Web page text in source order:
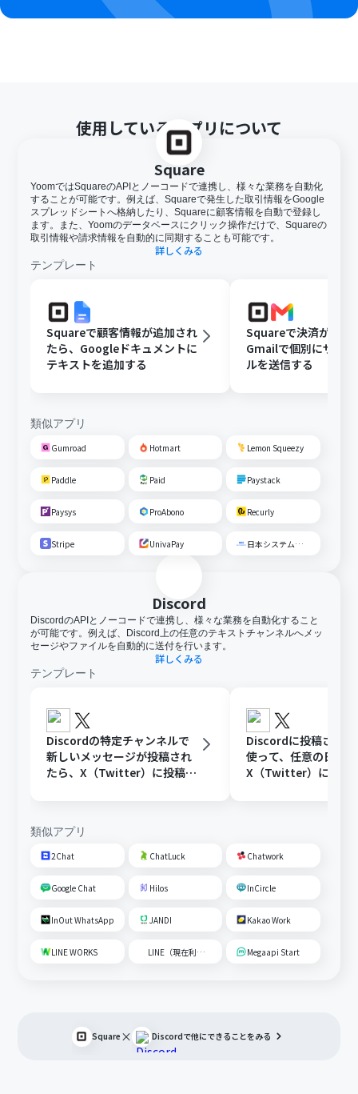
使用しているアプリについて
Square
YoomではSquareのAPIとノーコードで連携し、様々な業務を自動化
することが可能です。例えば、Squareで発生した取引情報をGoogle
スプレッドシートへ格納したり、Squareに顧客情報を自動で登録し
ます。また、Yoomのデータベースにクリック操作だけで、Squareの
取引情報や請求情報を自動的に同期することも可能です。
詳しくみる
テンプレート
Squareで顧客情報が追加され
たら、Googleドキュメントに
テキストを追加する
Squareで決済が成功
Gmailで個別にサン
ルを送信する
類似アプリ
Gumroad Hotmart Lemon Squeezy
Paddle Paid Paystack
Paysys ProAbono Recurly
Stripe UnivaPay 日本システム収納
Discord
DiscordのAPIとノーコードで連携し、様々な業務を自動化すること
が可能です。例えば、Discord上の任意のテキストチャンネルへメッ
セージやファイルを自動的に送付を行います。
詳しくみる
テンプレート
Discordの特定チャンネルで
新しいメッセージが投稿され
たら、X（Twitter）に投稿す
Discordに投稿され
使って、任意の日時に
X（Twitter）に投稿
類似アプリ
2Chat ChatLuck Chatwork
Google Chat Hilos InCircle
InOut WhatsApp JANDI Kakao Work
LINE WORKS LINE（現在利用不可） Megaapi Start
Square × Discordで他にできることをみる